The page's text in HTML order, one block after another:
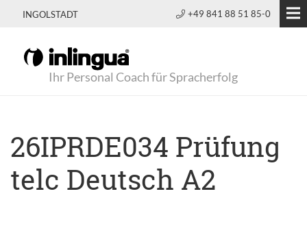
INGOLSTADT +49 841 88 51 85-0
Ihr Personal Coach für Spracherfolg
26IPRDE034 Prüfung
telc Deutsch A2